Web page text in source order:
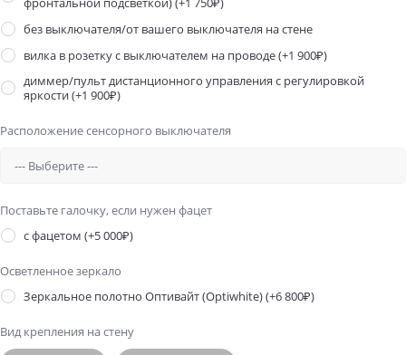
без выключателя/от вашего выключателя на стене
вилка в розетку с выключателем на проводе(+1 900₽)
диммер/пульт дистанционного управления с регулировкой
яркости(+1 900₽)
Расположение сенсорного выключателя
Поставьте галочку, если нужен фацет
с фацетом (+5 000₽)
Осветленное зеркало
Зеркальное полотно Оптивайт (Optiwhite)(+6 800₽)
Вид крепления на стену